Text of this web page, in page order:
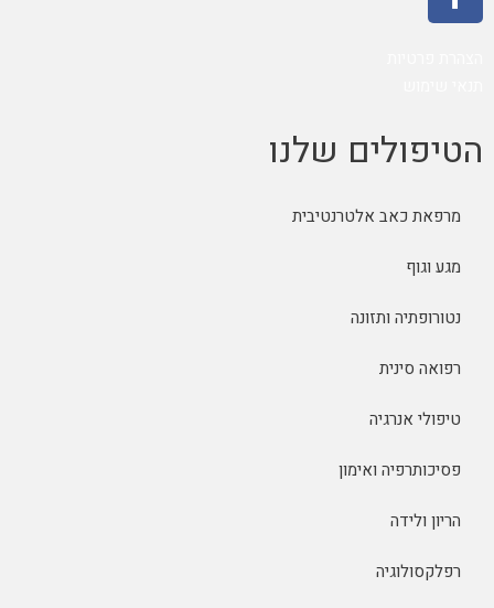
הטיפולים שלנו
מרפאת כאב אלטרנטיבית
מגע וגוף
נטורופתיה ותזונה
רפואה סינית
טיפולי אנרגיה
פסיכותרפיה ואימון
הריון ולידה
רפלקסולוגיה